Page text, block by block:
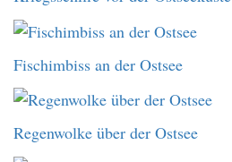
Fischimbiss an der Ostsee
Regenwolke über der Ostsee